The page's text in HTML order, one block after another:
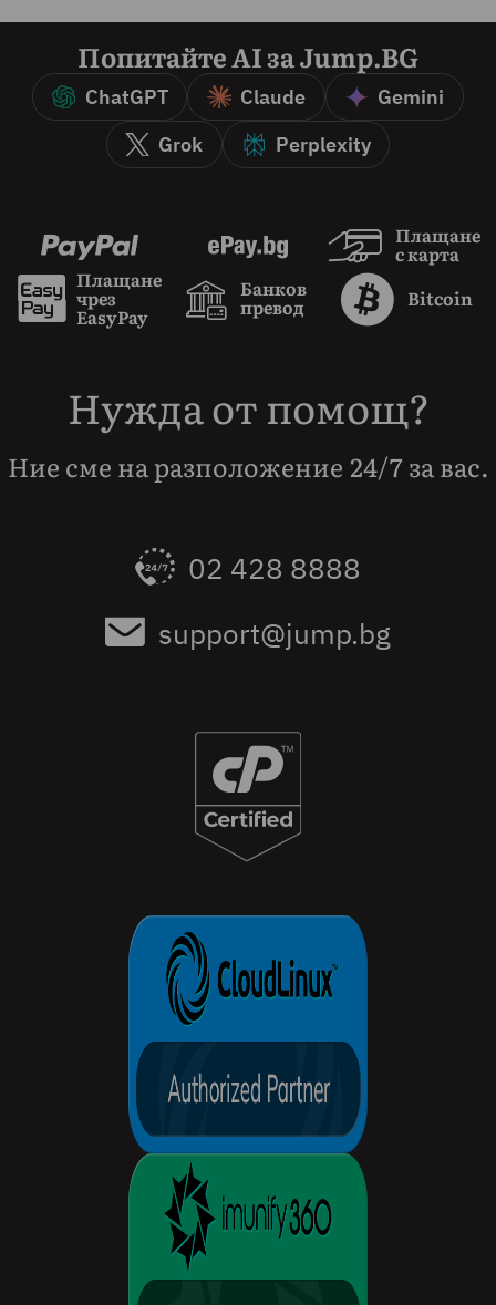
Попитайте AI за Jump.BG
ChatGPT Claude
Gemini
Grok
Perplexity
Плащане
с карта
Плащане
чрез
EasyPay
Банков
превод
Bitcoin
Нужда от помощ?
Ние сме на разположение 24/7 за вас.
02 428 8888
support@jump.bg